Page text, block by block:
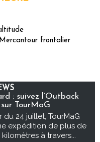
frontalier
: suivez l’Outback
TourMaG
du 24 juillet, TourMaG
expédition de plus de
kilomètres à travers...